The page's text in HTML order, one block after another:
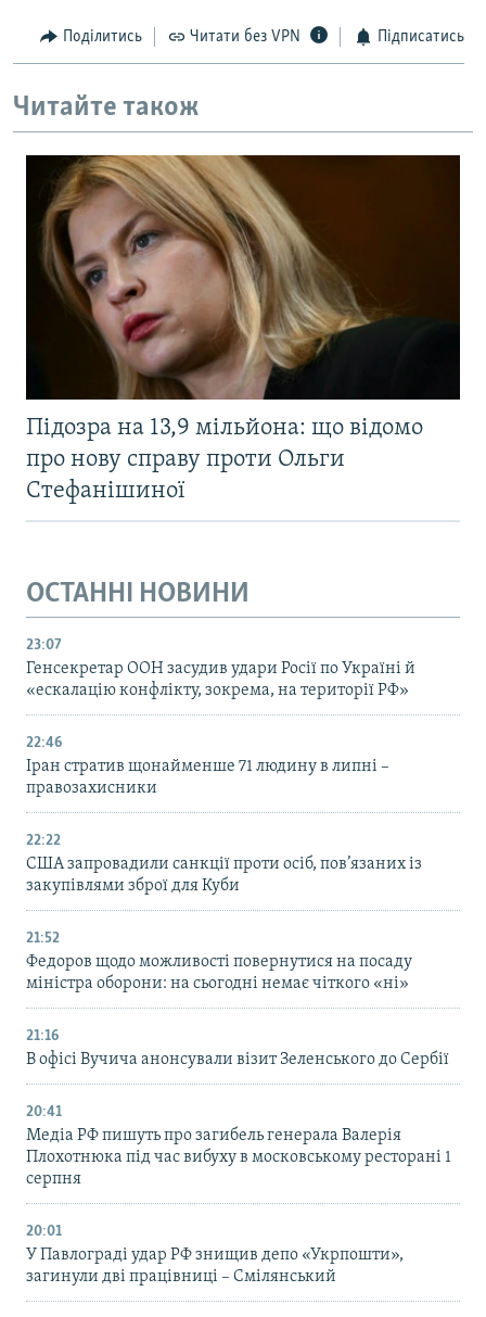
Поділитись Читати без VPN Підписатись
Читайте також
Підозра на 13,9 мільйона: що відомо
про нову справу проти Ольги
Стефанішиної
ОСТАННІ НОВИНИ
23:07
Генсекретар ООН засудив удари Росії по Україні й
«ескалацію конфлікту, зокрема, на території РФ»
22:46
Іран стратив щонайменше 71 людину в липні –
правозахисники
22:22
США запровадили санкції проти осіб, пов’язаних із
закупівлями зброї для Куби
21:52
Федоров щодо можливості повернутися на посаду
міністра оборони: на сьогодні немає чіткого «ні»
21:16
В офісі Вучича анонсували візит Зеленського до Сербії
20:41
Медіа РФ пишуть про загибель генерала Валерія
Плохотнюка під час вибуху в московському ресторані 1
серпня
20:01
У Павлограді удар РФ знищив депо «Укрпошти»,
загинули дві працівниці – Смілянський